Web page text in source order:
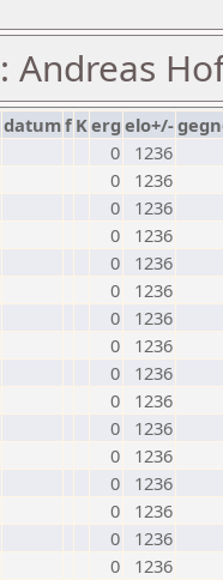
Andreas
datumf Kerg elo+/-
0
1236
0
1236
0
1236
0
1236
0
1236
0
1236
0
1236
0
1236
0
1236
0
1236
0
1236
0
1236
0
1236
0
1236
0
1236
0
1236